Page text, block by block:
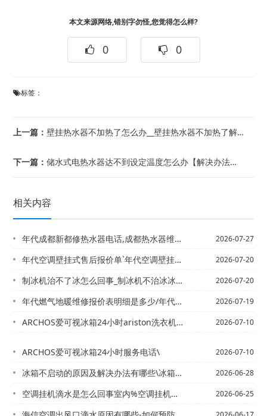
本文来源网络,错别字勿怪,您觉得怎么样?
0 0
标签：
上一篇：壁挂热水器不加热了怎么办__壁挂热水器不加热了解决方法@壁挂热水器不加热了怎么回...
下一篇：储水式电热水器达不到设定温度怎么办【解决办法】】储水式电热水器耗电高吗_储水式电...
相关内容
年代成都新都修热水器电话,成都热水器维修上门电话-年代成都修理热水器电话,都江堰... 2026-07-27
年代空调壁挂式售后报价单`年代空调壁挂式售后报价单图片最新发布 2026-07-20
制冰机治不了冰怎么回事_制冰机不治冰冰怎么处理 2026-07-20
年代燃气地暖维修报价表明细是多少/年代燃气地暖维修报价表明细是多少钱是多少 2026-07-19
ARCHOS爱可视冰箱24小时ariston洗衣机24小时服务电话=服务电话\ 2026-07-10
ARCHOS爱可视冰箱24小时服务电话\ 2026-07-10
冰箱不启动的原因及解决办法有哪些\冰箱不启动原因有哪些 冰箱启动不了是怎么回事 2026-06-28
空调挂机滴水是怎么回事室内%空调挂机滴水怎么办 2026-06-25